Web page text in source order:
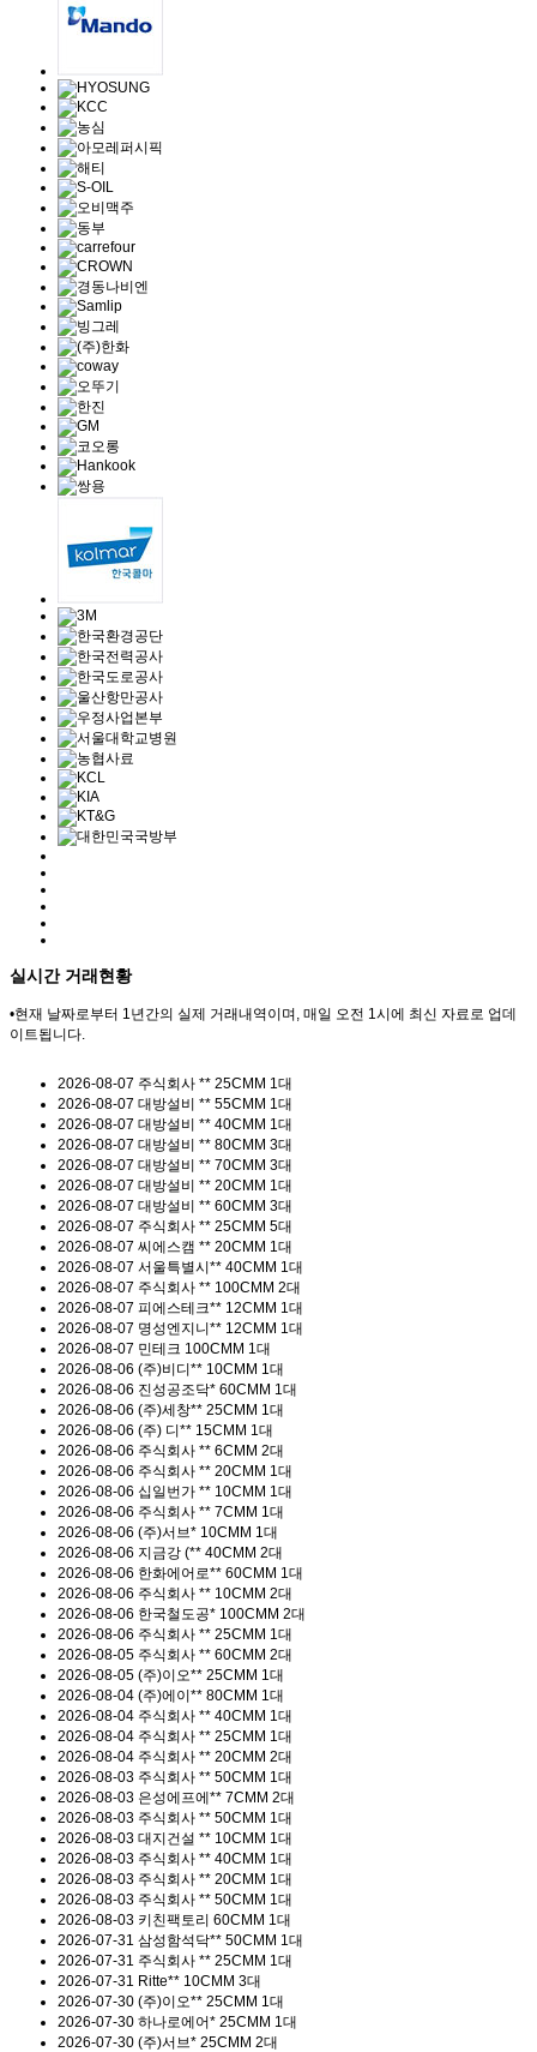
실시간 거래현황
•현재 날짜로부터 1년간의 실제 거래내역이며, 매일 오전 1시에 최신 자료로 업데
이트됩니다.
2026-08-07 주식회사 ** 25CMM 1대
2026-08-07 대방설비 ** 55CMM 1대
2026-08-07 대방설비 ** 40CMM 1대
2026-08-07 대방설비 ** 80CMM 3대
2026-08-07 대방설비 ** 70CMM 3대
2026-08-07 대방설비 ** 20CMM 1대
2026-08-07 대방설비 ** 60CMM 3대
2026-08-07 주식회사 ** 25CMM 5대
2026-08-07 씨에스캠 ** 20CMM 1대
2026-08-07 서울특별시** 40CMM 1대
2026-08-07 주식회사 ** 100CMM 2대
2026-08-07 피에스테크** 12CMM 1대
2026-08-07 명성엔지니** 12CMM 1대
2026-08-07 민테크 100CMM 1대
2026-08-06 (주)비디** 10CMM 1대
2026-08-06 진성공조닥* 60CMM 1대
2026-08-06 (주)세창** 25CMM 1대
2026-08-06 (주) 디** 15CMM 1대
2026-08-06 주식회사 ** 6CMM 2대
2026-08-06 주식회사 ** 20CMM 1대
2026-08-06 십일번가 ** 10CMM 1대
2026-08-06 주식회사 ** 7CMM 1대
2026-08-06 (주)서브* 10CMM 1대
2026-08-06 지금강 (** 40CMM 2대
2026-08-06 한화에어로** 60CMM 1대
2026-08-06 주식회사 ** 10CMM 2대
2026-08-06 한국철도공* 100CMM 2대
2026-08-06 주식회사 ** 25CMM 1대
2026-08-05 주식회사 ** 60CMM 2대
2026-08-05 (주)이오** 25CMM 1대
2026-08-04 (주)에이** 80CMM 1대
2026-08-04 주식회사 ** 40CMM 1대
2026-08-04 주식회사 ** 25CMM 1대
2026-08-04 주식회사 ** 20CMM 2대
2026-08-03 주식회사 ** 50CMM 1대
2026-08-03 은성에프에** 7CMM 2대
2026-08-03 주식회사 ** 50CMM 1대
2026-08-03 대지건설 ** 10CMM 1대
2026-08-03 주식회사 ** 40CMM 1대
2026-08-03 주식회사 ** 20CMM 1대
2026-08-03 주식회사 ** 50CMM 1대
2026-08-03 키친팩토리 60CMM 1대
2026-07-31 삼성함석닥** 50CMM 1대
2026-07-31 주식회사 ** 25CMM 1대
2026-07-31 Ritte** 10CMM 3대
2026-07-30 (주)이오** 25CMM 1대
2026-07-30 하나로에어* 25CMM 1대
2026-07-30 (주)서브* 25CMM 2대